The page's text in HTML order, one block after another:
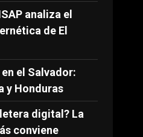
analiza el
de El
el Salvador:
y Honduras
digital? La
conviene